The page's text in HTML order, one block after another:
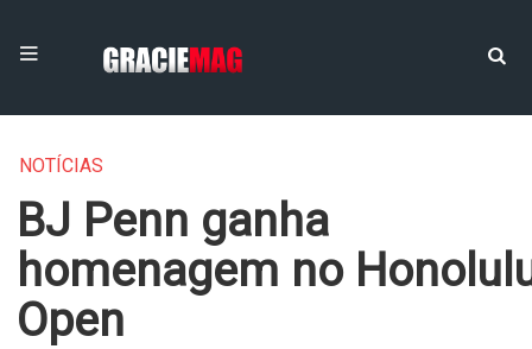
NOTÍCIAS
BJ Penn ganha
homenagem no
Open